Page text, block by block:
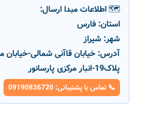
🗺️ اطلاعات مبدا ارسال:
استان: فارس
شهر: شیراز
آدرس:
پلاک19-انبار مرکزی پارسانور
📞 تماس با پشتیبانی: 09190836720